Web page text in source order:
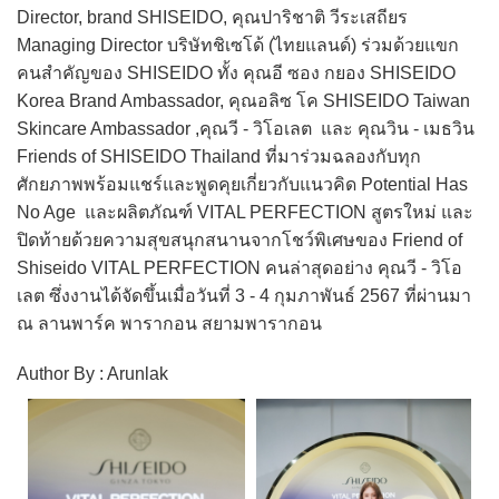
Director, brand SHISEIDO, คุณปาริชาติ วีระเสถียร
Managing Director บริษัทชิเซโด้ (ไทยแลนด์) ร่วมด้วยแขก
คนสำคัญของ SHISEIDO ทั้ง คุณอี ซอง กยอง SHISEIDO
Korea Brand Ambassador, คุณอลิซ โค SHISEIDO Taiwan
Skincare Ambassador ,คุณวี - วิโอเลต และ คุณวิน - เมธวิน
Friends of SHISEIDO Thailand ที่มาร่วมฉลองกับทุก
ศักยภาพพร้อมแชร์และพูดคุยเกี่ยวกับแนวคิด Potential Has
No Age และผลิตภัณฑ์ VITAL PERFECTION สูตรใหม่ และ
ปิดท้ายด้วยความสุขสนุกสนานจากโชว์พิเศษของ Friend of
Shiseido VITAL PERFECTION คนล่าสุดอย่าง คุณวี - วิโอ
เลต ซึ่งงานได้จัดขึ้นเมื่อวันที่ 3 - 4 กุมภาพันธ์ 2567 ที่ผ่านมา
ณ ลานพาร์ค พารากอน สยามพารากอน
Author By : Arunlak